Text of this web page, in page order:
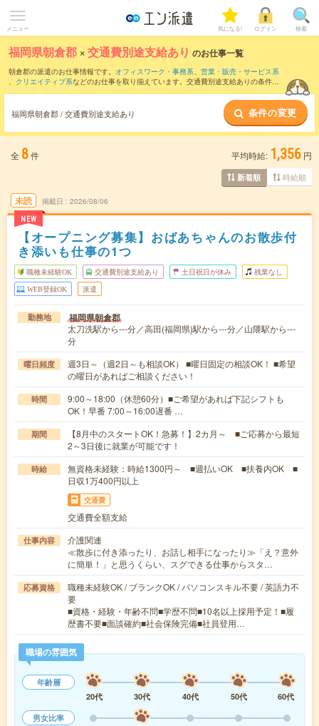
メニュー 気になる! ログイン 検索
福岡県朝倉郡 ×交通費別途支給あり のお仕事一覧
朝倉郡の派遣のお仕事情報です。 オフィスワーク・事務系、 営業・販売・サービス系
、 クリエイティブ系などのお仕事を取り揃えています。交通費別途支給ありの条件の
福岡県朝倉郡 / 交通費別途支給あり 条件の変更
全 8件 平均時給: 1,356 円
新着順 時給順
未読
NEW
掲載日 2026/08/06
【オープニング募集】おばあちゃんのお散歩付
き添いも仕事の1つ
職種未経験OK 交通費別途支給あり 土日祝日が休み 残業なし
WEB登録OK 派遣
勤務地 福岡県朝倉郡
太刀洗駅から---分／高田(福岡県)駅から---分／山隈駅から---
分
曜日頻度
週3日～（週2日～も相談OK） ■曜日固定の相談OK！ ■希望
の曜日があればご相談ください！
時間
9:00～18:00（休憩60分）■ご希望があれば下記シフトも
OK！早番 7:00～16:00遅番 …
期間
【8月中のスタートOK！急募！】2カ月～ ■ご応募から最短
2～3日後に就業が可能です！
時給
無資格未経験：時給1300円～ ■週払いOK ■扶養内OK ■
日収1万400円以上
交通費
交通費全額支給
仕事内容
介護関連
≪散歩に付き添ったり、お話し相手になったり≫「え？意外
に簡単！」と思うくらい、スグできる仕事からスタ…
応募資格
職種未経験OK / ブランクOK / パソコンスキル不要 / 英語力不
要
■資格・経験・年齢不問■学歴不問■10名以上採用予定！■履
歴書不要■面談確約■社会保険完備■社員登用…
職場の雰囲気
年齢層
20代
30代 40代 50代
60代
男女比率